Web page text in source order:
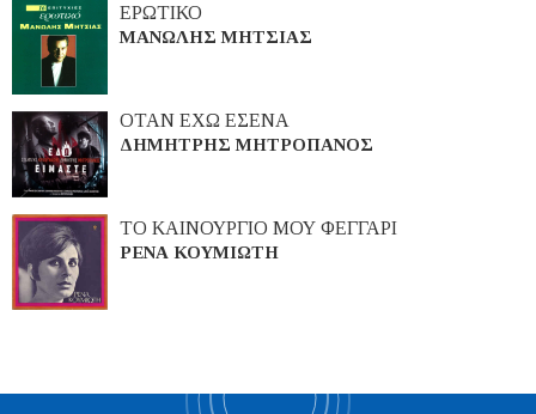
ΕΡΩΤΙΚΟ
ΜΑΝΩΛΗΣ ΜΗΤΣΙΑΣ
ΟΤΑΝ ΕΧΩ ΕΣΕΝΑ
ΔΗΜΗΤΡΗΣ ΜΗΤΡΟΠΑΝΟΣ
ΤΟ ΚΑΙΝΟΥΡΓΙΟ ΜΟΥ ΦΕΓΓΑΡΙ
ΡΕΝΑ ΚΟΥΜΙΩΤΗ